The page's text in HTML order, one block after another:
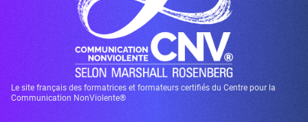
Le site français des formatrices et formateurs certifiés du Centre pour la
Communication NonViolente®